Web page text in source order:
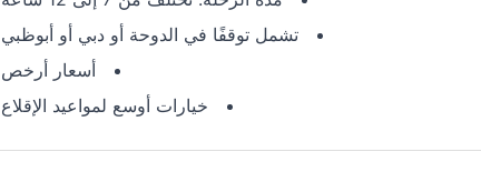
تشمل توقفًا في الدوحة أو دبي أو أبوظبي
أسعار أرخص
خيارات أوسع لمواعيد الإقلاع